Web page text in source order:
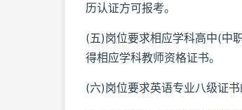
历认证方可报考。
(五)岗位要求相应学科高中(中
得相应学科教师资格证书。
(六)岗位要求英语专业八级证